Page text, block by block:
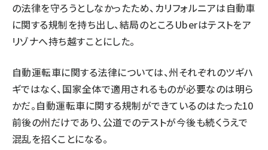
の法律を守ろうとしなかったため、カリフォルニアは自動車
に関する規制を持ち出し、結局のところUberはテストをア
リゾナへ持ち越すことにした。
自動運転車に関する法律については、州それぞれのツギハ
ギではなく、国家全体で適用されるものが必要なのは明ら
かだ。自動運転車に関する規制ができているのはたった10
前後の州だけであり、公道でのテストが今後も続くうえで
混乱を招くことになる。